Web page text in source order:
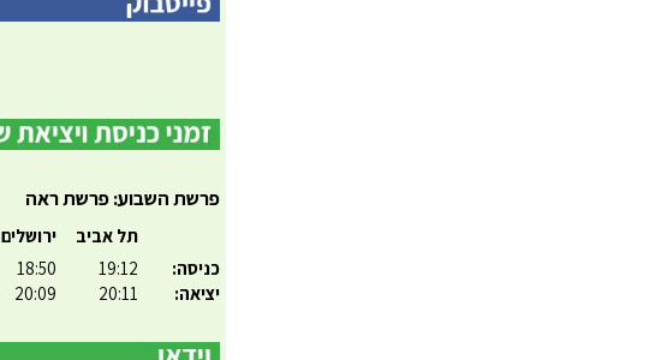
פרשת השבוע: פרשת ראה
כניסה:
יציאה:
תל אביב
19:12
20:11
ירושלים
18:50
20:09